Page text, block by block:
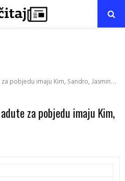
pobjedu imaju Kim, Sandro, Jasmin…
za pobjedu imaju Kim,